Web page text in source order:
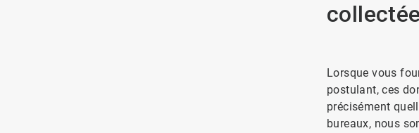
Lorsque vous
postulant, ces
précisément
bureaux, nous